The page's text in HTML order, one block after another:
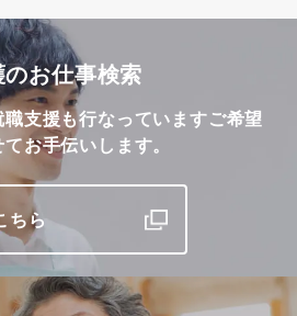
のお仕事検索
支援も行なっていますご希望
お手伝いします。
ちら